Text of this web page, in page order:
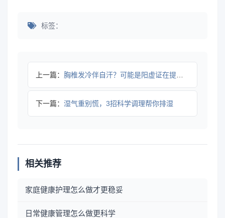
标签：
上一篇： 胸椎发冷伴自汗？可能是阳虚证在提醒你
下一篇： 湿气重别慌，3招科学调理帮你排湿
相关推荐
家庭健康护理怎么做才更稳妥
日常健康管理怎么做更科学